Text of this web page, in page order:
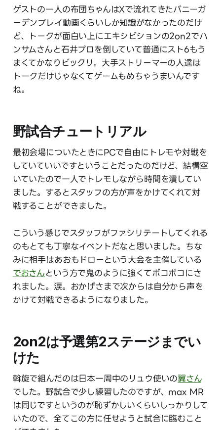
ゲストの一人の布団ちゃんはXで流れてきたバニーガ
ーデンプレイ動画くらいしか知識がなかったのだけ
ど、トークが面白い上にエキシビションの2on2でハ
ンサムさんと石井プロを倒していて普通にスト6もう
まくてかなりビックリ。大手ストリーマーの人達は
トークだけじゃなくてゲームもめちゃうまいんです
ね。
野試合チュートリアル
最初会場についたときにPCで自由にトレモや対戦を
していていいですということだったのだけど、結構空
いていたので一人でトレモしながら時間を潰してい
ました。するとスタッフの方が声をかけてくれて対
戦することができました。
こういう感じでスタッフがファシリテートしてくれる
のもとても丁寧なイベントだなと思いました。ちな
みに相手はあおもドローという大会を主催している
でおさん という方で鬼のように強くてボコボコにさ
れました。涙。おかげさまで次からは自分から声を
かけて対戦できるようになりました。
2on2は予選第2ステージまでい
けた
斡旋で組んだのは日本一周中のリュウ使いの翼さん
でした。野試合で少し練習したのですが、max MR
は同じですというのが恥ずかしいくらいしっかりして
いたので、全てこの方に任せようと試合に臨むこと